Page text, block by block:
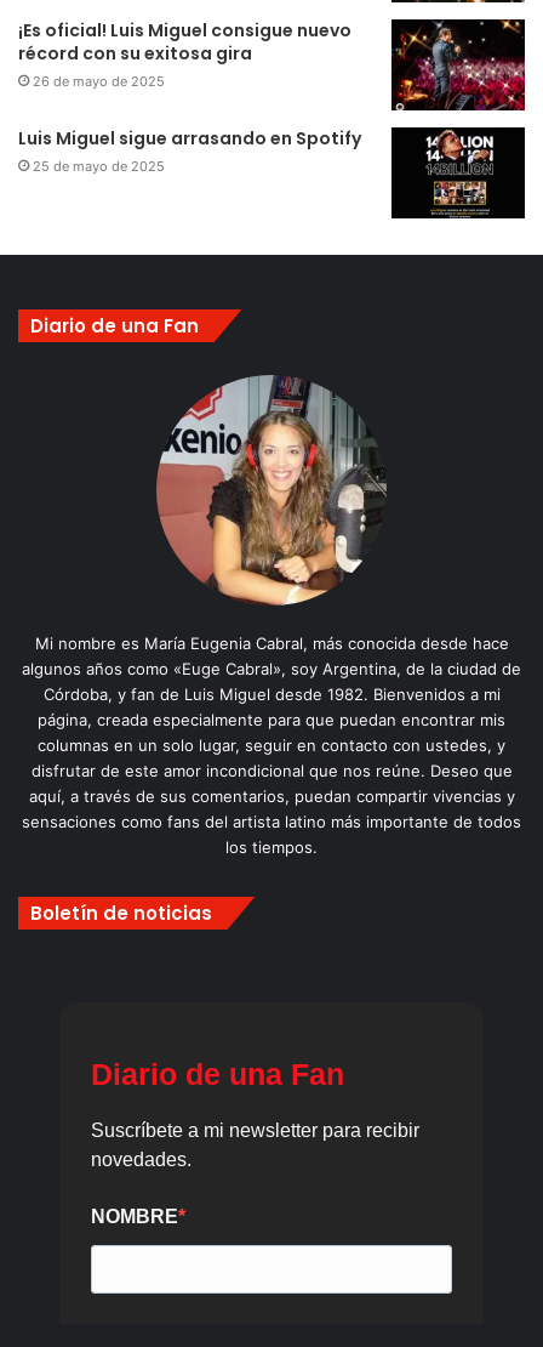
¡Es oficial! Luis Miguel consigue nuevo
récord con su exitosa gira
26 de mayo de 2025
Luis Miguel sigue arrasando en Spotify
25 de mayo de 2025
Diario de una Fan
Mi nombre es María Eugenia Cabral, más conocida desde hace
algunos años como «Euge Cabral», soy Argentina, de la ciudad de
Córdoba, y fan de Luis Miguel desde 1982. Bienvenidos a mi
página, creada especialmente para que puedan encontrar mis
columnas en un solo lugar, seguir en contacto con ustedes, y
disfrutar de este amor incondicional que nos reúne. Deseo que
aquí, a través de sus comentarios, puedan compartir vivencias y
sensaciones como fans del artista latino más importante de todos
los tiempos.
Boletín de noticias